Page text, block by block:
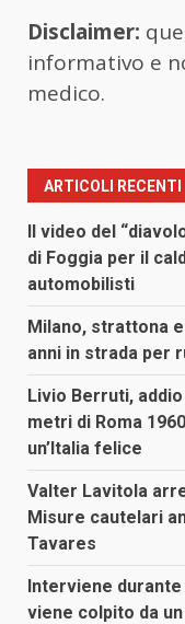
Disclaimer:
informativo e
medico.
ARTICOLI RECENTI
Il video del
di Foggia per il
automobilisti
Milano, strattona
anni in strada per
Livio Berruti,
metri di Roma
un’Italia felice
Valter Lavitola
Misure cautelari
Tavares
Interviene
viene colpito da